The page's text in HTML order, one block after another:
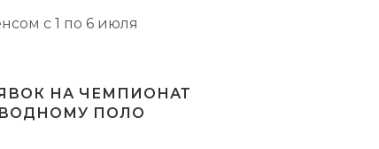
с 1 по 6 июля
НА ЧЕМПИОНАТ
ПОЛО